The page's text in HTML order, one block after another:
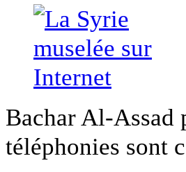
Bachar Al-Assad
téléphonies sont